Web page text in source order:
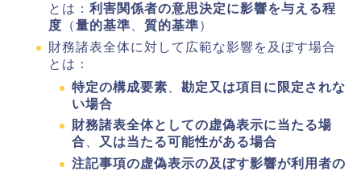
とは： 利害関係者の意思決定に影響を与える程
度 （量的基準 質的基準）
財務諸表全体に対して広範な影響を及ぼす場合
とは：
特定の構成要素
勘定又は項目に限定されな
い場合
財務諸表全体としての虚偽表示に当たる場
合
又は当たる可能性がある場合
注記事項の虚偽表示の及ぼす影響が利用者の